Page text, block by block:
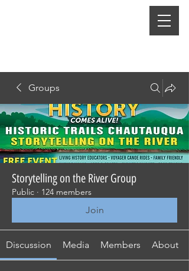
Groups
Storytelling on the River Group
Public · 124 members
Join
Discussion Media Members About